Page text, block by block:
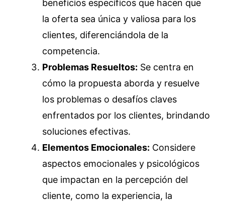
beneficios específicos que hacen que
la oferta sea única y valiosa para los
clientes, diferenciándola de la
competencia.
Problemas Resueltos: Se centra en
cómo la propuesta aborda y resuelve
los problemas o desafíos claves
enfrentados por los clientes, brindando
soluciones efectivas.
Elementos Emocionales: Considere
aspectos emocionales y psicológicos
que impactan en la percepción del
cliente, como la experiencia, la